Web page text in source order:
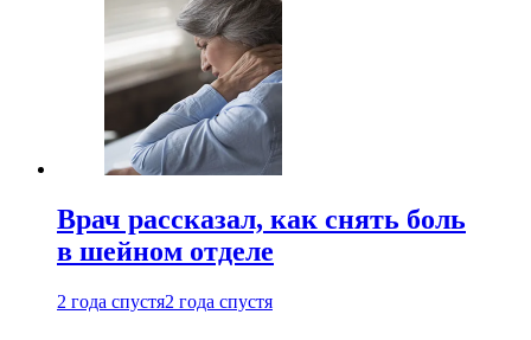
Врач рассказал, как снять боль
в шейном отделе
2 года спустя2 года спустя